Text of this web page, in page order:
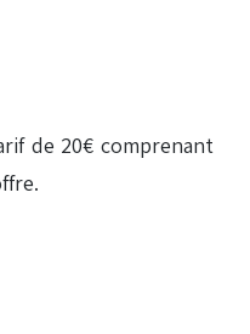
de 20€ comprenant